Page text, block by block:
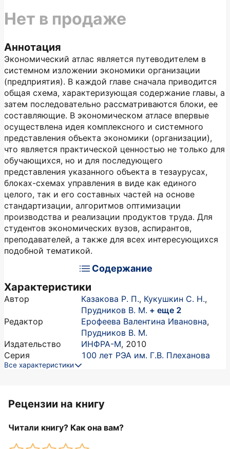
Аннотация
Экономический атлас является путеводителем в
системном изложении экономики организации
(предприятия). В каждой главе сначала приводится
общая схема, характеризующая содержание главы, а
затем последовательно рассматриваются блоки, ее
составляющие. В экономическом атласе впервые
осуществлена идея комплексного и системного
представления объекта экономики (организации),
что является практической ценностью не только для
обучающихся, но и для последующего
представления указанного объекта в тезаурусах,
блоках-схемах управления в виде как единого
целого, так и его составных частей на основе
стандартизации, алгоритмов оптимизации
производства и реализации продуктов труда. Для
студентов экономических вузов, аспирантов,
преподавателей, а также для всех интересующихся
подобной тематикой.
Содержание
Характеристики
Автор Казакова Р. П., Кукушкин С. Н.,
Прудников В. М. + еще 2
Редактор
Ерофеева Валентина Ивановна,
Прудников В. М.
Издательство
ИНФРА-М, 2010
Серия
100 лет РЭА им. Г.В. Плеханова
Все характеристики
Нет в продаже
Рецензии на книгу
Читали книгу? Как она вам?